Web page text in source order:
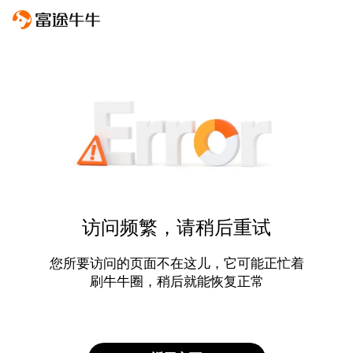
访问频繁，请稍后重试
您所要访问的页面不在这儿，它可能正忙着
刷牛牛圈，稍后就能恢复正常